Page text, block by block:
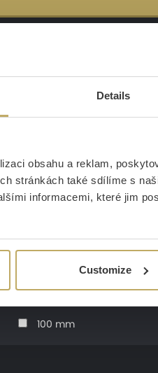
Details
obsahu a reklam,
stránkách také sdílíme s
informacemi, které jim
Customize
jakoza
1,2 kg za 1
100 mm